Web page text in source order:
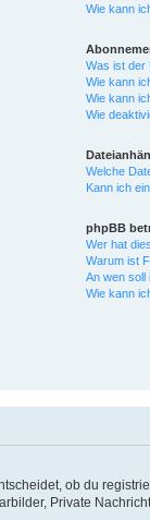
Wie kann
Was ist der
Wie kann
Wie kann
Wie
Welche
Kann ich
phpBB
Wer hat
Warum ist
An wen soll
Wie kann
ob du
Private